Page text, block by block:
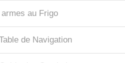
au Frigo
de Navigation